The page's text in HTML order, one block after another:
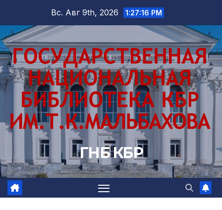
содержимому
Вс. Авг 9th, 2026 1:27:17 PM
ГНБ КБР